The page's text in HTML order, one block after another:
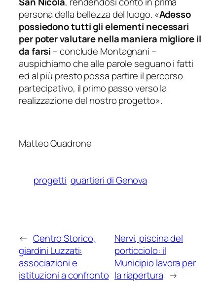
persona della bellezza del luogo. «Adesso
possiedono tutti gli elementi necessari
per poter valutare nella maniera migliore il
da farsi – conclude Montagnani –
auspichiamo che alle parole seguano i fatti
ed al più presto possa partire il percorso
partecipativo, il primo passo verso la
realizzazione del nostro progetto».
Matteo Quadrone
progetti quartieri di Genova
← Centro Storico,
giardini Luzzati:
associazioni e
istituzioni a confronto
Nervi, piscina del
porticciolo: il
Municipio lavora per
la riapertura →